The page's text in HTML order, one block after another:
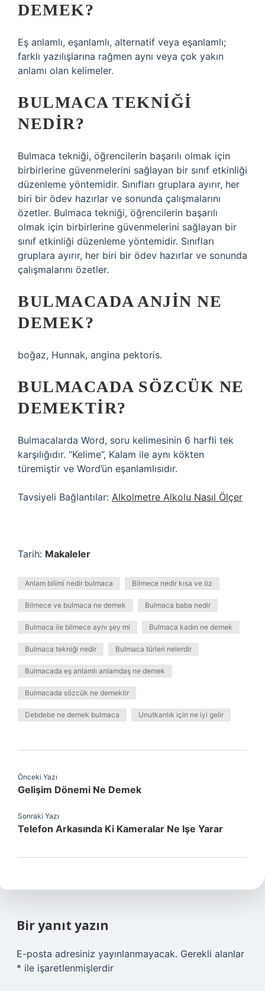
DEMEK?
Eş anlamlı, eşanlamlı, alternatif veya eşanlamlı;
farklı yazılışlarına rağmen aynı veya çok yakın
anlamı olan kelimeler.
BULMACA TEKNIĞI
NEDIR?
Bulmaca tekniği, öğrencilerin başarılı olmak için
birbirlerine güvenmelerini sağlayan bir sınıf etkinliği
düzenleme yöntemidir. Sınıfları gruplara ayırır, her
biri bir ödev hazırlar ve sonunda çalışmalarını
özetler. Bulmaca tekniği, öğrencilerin başarılı
olmak için birbirlerine güvenmelerini sağlayan bir
sınıf etkinliği düzenleme yöntemidir. Sınıfları
gruplara ayırır, her biri bir ödev hazırlar ve sonunda
çalışmalarını özetler.
BULMACADA ANJIN NE
DEMEK?
boğaz, Hunnak, angina pektoris.
BULMACADA SÖZCÜK NE
DEMEKTIR?
Bulmacalarda Word, soru kelimesinin 6 harfli tek
karşılığıdır. “Kelime”, Kalam ile aynı kökten
türemiştir ve Word’ün eşanlamlısıdır.
Tavsiyeli Bağlantılar: Alkolmetre Alkolu Nasıl Ölçer
Tarih: Makaleler
Anlam bilimi nedir bulmaca Bilmece nedir kısa ve öz
Bilmece ve bulmaca ne demek Bulmaca baba nedir
Bulmaca ile bilmece aynı şey mi Bulmaca kadın ne demek
Bulmaca tekniği nedir Bulmaca türleri nelerdir
Bulmacada eş anlamlı anlamdaş ne demek
Bulmacada sözcük ne demektir
Debdebe ne demek bulmaca Unutkanlık için ne iyi gelir
Önceki Yazı
Gelişim Dönemi Ne Demek
Sonraki Yazı
Telefon Arkasında Ki Kameralar Ne Işe Yarar
Bir yanıt yazın
E-posta adresiniz yayınlanmayacak. Gerekli alanlar
* ile işaretlenmişlerdir